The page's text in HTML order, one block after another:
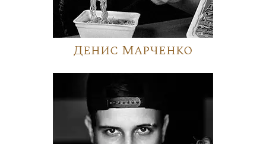
Денис Марченко